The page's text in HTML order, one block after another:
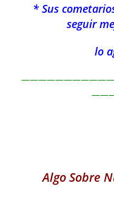
* Sus
seguir
lo
Algo Sobre